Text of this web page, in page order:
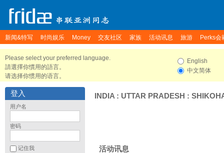
新闻&特写 时尚娱乐 Money 交友社区 家族 活动讯息 旅游 Perks会
Please select your preferred language.
請選擇你慣用的語言。
请选择你惯用的语言。
English
中文简体
登入
用户名
密码
记住我
INDIA : UTTAR PRADESH :
活动讯息